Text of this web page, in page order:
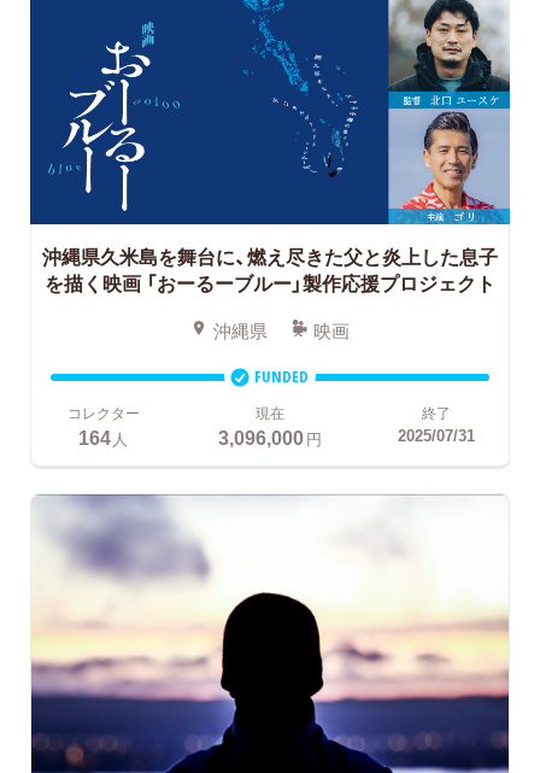
沖縄県久米島を舞台に、燃え尽きた父と炎上した息子
を描く映画 「おーるーブルー」製作応援プロジェクト
沖縄県 映画
FUNDED
コレクター
164 人
現在
3,096,000円
終了
2025/07/31